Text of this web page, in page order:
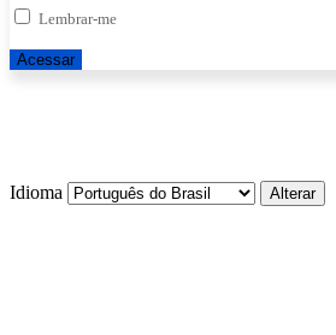
Lembrar-me
Idioma